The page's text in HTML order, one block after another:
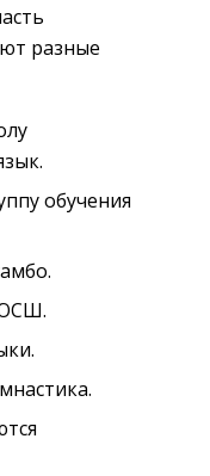
разные
обучения